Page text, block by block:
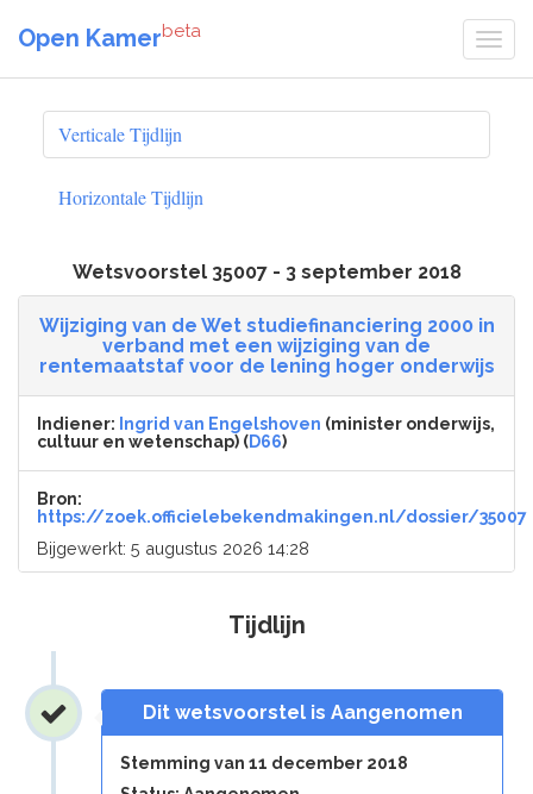
Open Kamerbeta
Verticale Tijdlijn
Horizontale Tijdlijn
Wetsvoorstel 35007 - 3 september 2018
Wijziging van de Wet studiefinanciering 2000 in
verband met een wijziging van de
rentemaatstaf voor de lening hoger onderwijs
Indiener: Ingrid van Engelshoven (minister onderwijs,
cultuur en wetenschap) (D66)
Bron:
https://zoek.officielebekendmakingen.nl/dossier/35007
Bijgewerkt: 5 augustus 2026 14:28
Tijdlijn
Dit wetsvoorstel is Aangenomen
Stemming van 11 december 2018